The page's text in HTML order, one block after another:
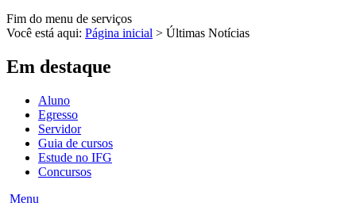
Fim do menu de serviços
Você está aqui: Página inicial > Últimas Notícias
Em destaque
Aluno
Egresso
Servidor
Guia de cursos
Estude no IFG
Concursos
Menu